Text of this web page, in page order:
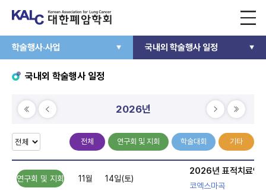
국내외 학술행사 일정
학술행사·사업 국내외 학술행사 일정
2026년
전체 연구회 및 지회 학술대회 기타
연구회 및 지회 11월 14일(토)
2026년 표적치료연
코엑스마곡